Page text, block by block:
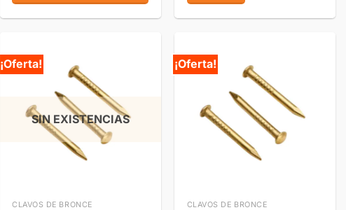
¡Oferta!
SIN EXISTENCIAS
CLAVOS DE BRONCE
¡Oferta!
CLAVOS DE BRONCE